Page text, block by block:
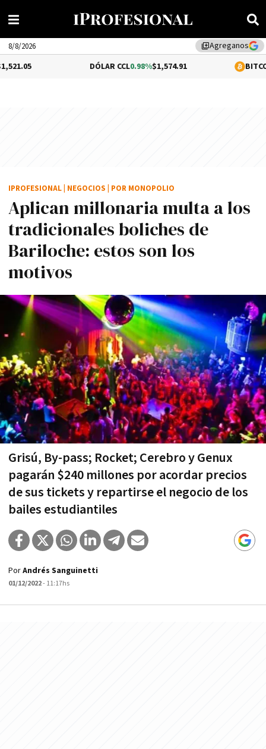
library_addAgreganos
8/8/2026
0.98%$1,574.91 -0.15%
Aplican millonaria multa a los
tradicionales boliches de
Bariloche: estos son los
motivos
Grisú, By-pass; Rocket; Cerebro y Genux
pagarán $240 millones por acordar precios
de sus tickets y repartirse el negocio de los
bailes estudiantiles
IPROFESIONAL NEGOCIOS POR MONOPOLIO
PorAndrés Sanguinetti
01/12/2022- 11:17hs